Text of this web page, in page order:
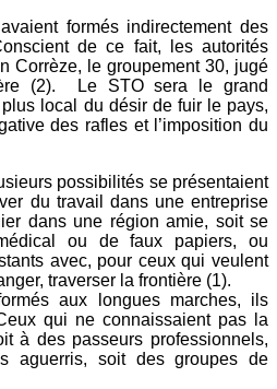
formés indirectement des
de ce fait, les autorités
Corrèze, le groupement 30, jugé
(2). Le STO sera le grand
local du désir de fuir le pays,
des rafles et l’imposition du
possibilités se présentaient
du travail dans une entreprise
dans une région amie, soit se
ou de faux papiers, ou
avec, pour ceux qui veulent
traverser la frontière (1).
aux longues marches, ils
qui ne connaissaient pas la
à des passeurs professionnels,
aguerris, soit des groupes de